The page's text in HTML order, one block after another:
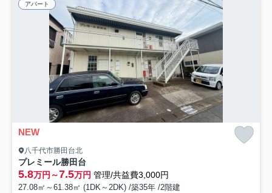
アパート
NEW
八千代市勝田台北
プレミール勝田台
5.8万円～7.5万円 管理/共益費3,000円
27.08㎡～61.38㎡ (1DK～2DK) /築35年 /2階建